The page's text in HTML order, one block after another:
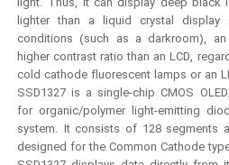
lighter than a liquid crystal
conditions (such as a darkroom),
higher contrast ratio than an LCD,
cold cathode fluorescent lamps or an
SSD1327 is a single-chip CMOS
for organic/polymer light-emitting
system. It consists of 128 segments
designed for the Common Cathode